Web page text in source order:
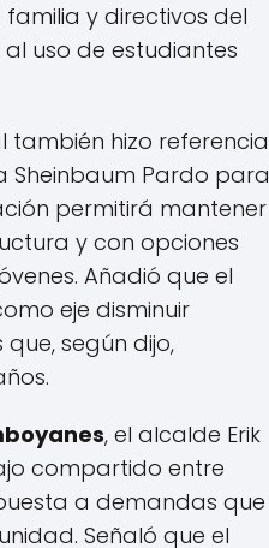
y directivos del
uso de estudiantes
también hizo referencia
Sheinbaum Pardo para
permitirá mantener
y con opciones
Añadió que el
eje disminuir
según dijo,
, el alcalde Erik
compartido entre
a demandas que
Señaló que el